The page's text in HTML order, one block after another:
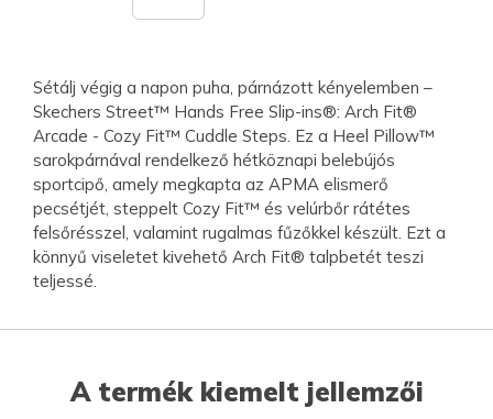
Sétálj végig a napon puha, párnázott kényelemben –
Skechers Street™ Hands Free Slip-ins®: Arch Fit®
Arcade - Cozy Fit™ Cuddle Steps. Ez a Heel Pillow™
sarokpárnával rendelkező hétköznapi belebújós
sportcipő, amely megkapta az APMA elismerő
pecsétjét, steppelt Cozy Fit™ és velúrbőr rátétes
felsőrésszel, valamint rugalmas fűzőkkel készült. Ezt a
könnyű viseletet kivehető Arch Fit® talpbetét teszi
teljessé.
A termék kiemelt jellemzői